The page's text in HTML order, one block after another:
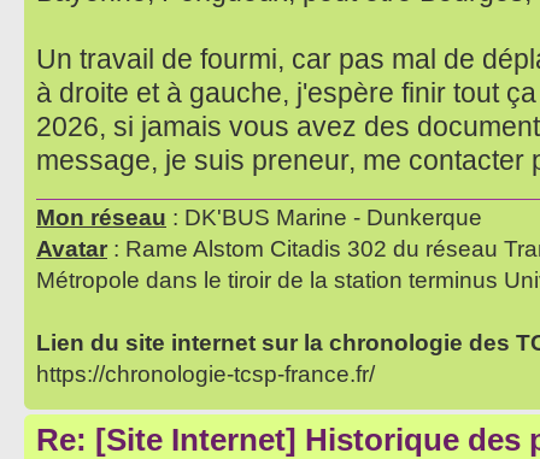
Un travail de fourmi, car pas mal de
à droite et à gauche, j'espère finir tout
2026, si jamais vous avez des
message, je suis preneur, me contacter
Mon réseau : DK'BUS Marine - Dunkerque
Avatar : Rame Alstom Citadis 302 du réseau
Métropole dans le tiroir de la station terminus
Lien du site internet sur la chronologie des
https://chronologie-tcsp-france.fr/
Re: [Site Internet] Historique des